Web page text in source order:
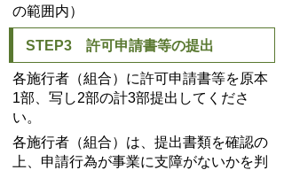
の範囲内）
STEP3 許可申請書等の提出
各施行者（組合）に許可申請書等を原本
1部、写し2部の計3部提出してくださ
い。
各施行者（組合）は、提出書類を確認の
上、申請行為が事業に支障がないかを判